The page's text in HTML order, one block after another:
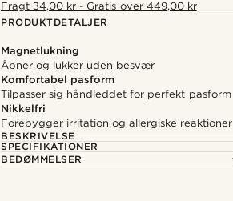
Fragt 34,00 kr - Gratis over 449,00 kr
PRODUKTDETALJER
Magnetlukning
Åbner og lukker uden besvær
Komfortabel pasform
Tilpasser sig håndleddet for perfekt pasform
Nikkelfri
Forebygger irritation og allergiske reaktioner
BESKRIVELSE
SPECIFIKATIONER
BEDØMMELSER